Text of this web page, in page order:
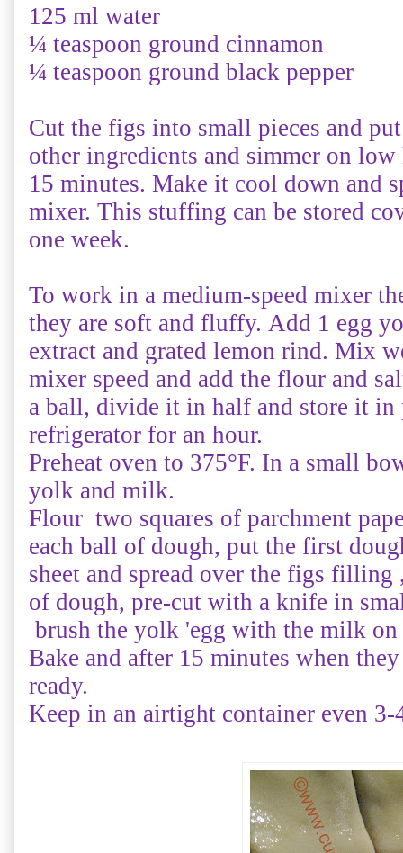
125 ml water
¼ teaspoon ground cinnamon
¼ teaspoon ground black pepper
Cut the figs into small pieces and
other ingredients and simmer on low
15 minutes. Make it cool down and
mixer. This stuffing can be stored
one week.
To work in a medium-speed mixer
they are soft and fluffy. Add 1 egg
extract and grated lemon rind. Mix
mixer speed and add the flour and
a ball, divide it in half and store it in
refrigerator for an hour.
Preheat oven to 375°F. In a small
yolk and milk.
Flour two squares of parchment
each ball of dough, put the first
sheet and spread over the figs filling
of dough, pre-cut with a knife in
brush the yolk 'egg with the milk on
Bake and after 15 minutes when
ready.
Keep in an airtight container even 3-